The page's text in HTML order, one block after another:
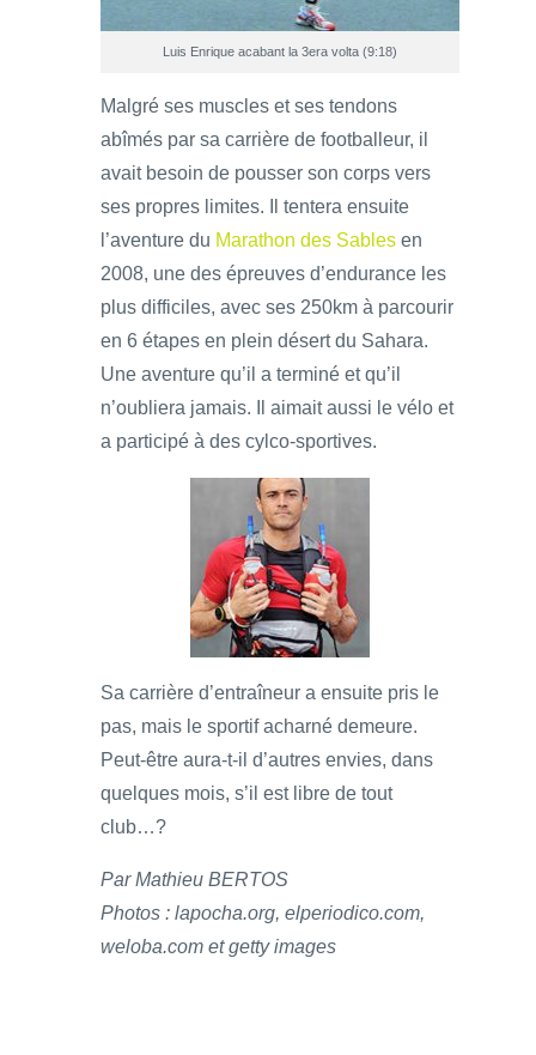
Luis Enrique acabant la 3era volta (9:18)
Malgré ses muscles et ses tendons
abîmés par sa carrière de footballeur, il
avait besoin de pousser son corps vers
ses propres limites. Il tentera ensuite
l’aventure du Marathon des Sables en
2008, une des épreuves d’endurance les
plus difficiles, avec ses 250km à parcourir
en 6 étapes en plein désert du Sahara.
Une aventure qu’il a terminé et qu’il
n’oubliera jamais. Il aimait aussi le vélo et
a participé à des cylco-sportives.
Sa carrière d’entraîneur a ensuite pris le
pas, mais le sportif acharné demeure.
Peut-être aura-t-il d’autres envies, dans
quelques mois, s’il est libre de tout
club…?
Par Mathieu BERTOS
Photos : lapocha.org, elperiodico.com,
weloba.com et getty images